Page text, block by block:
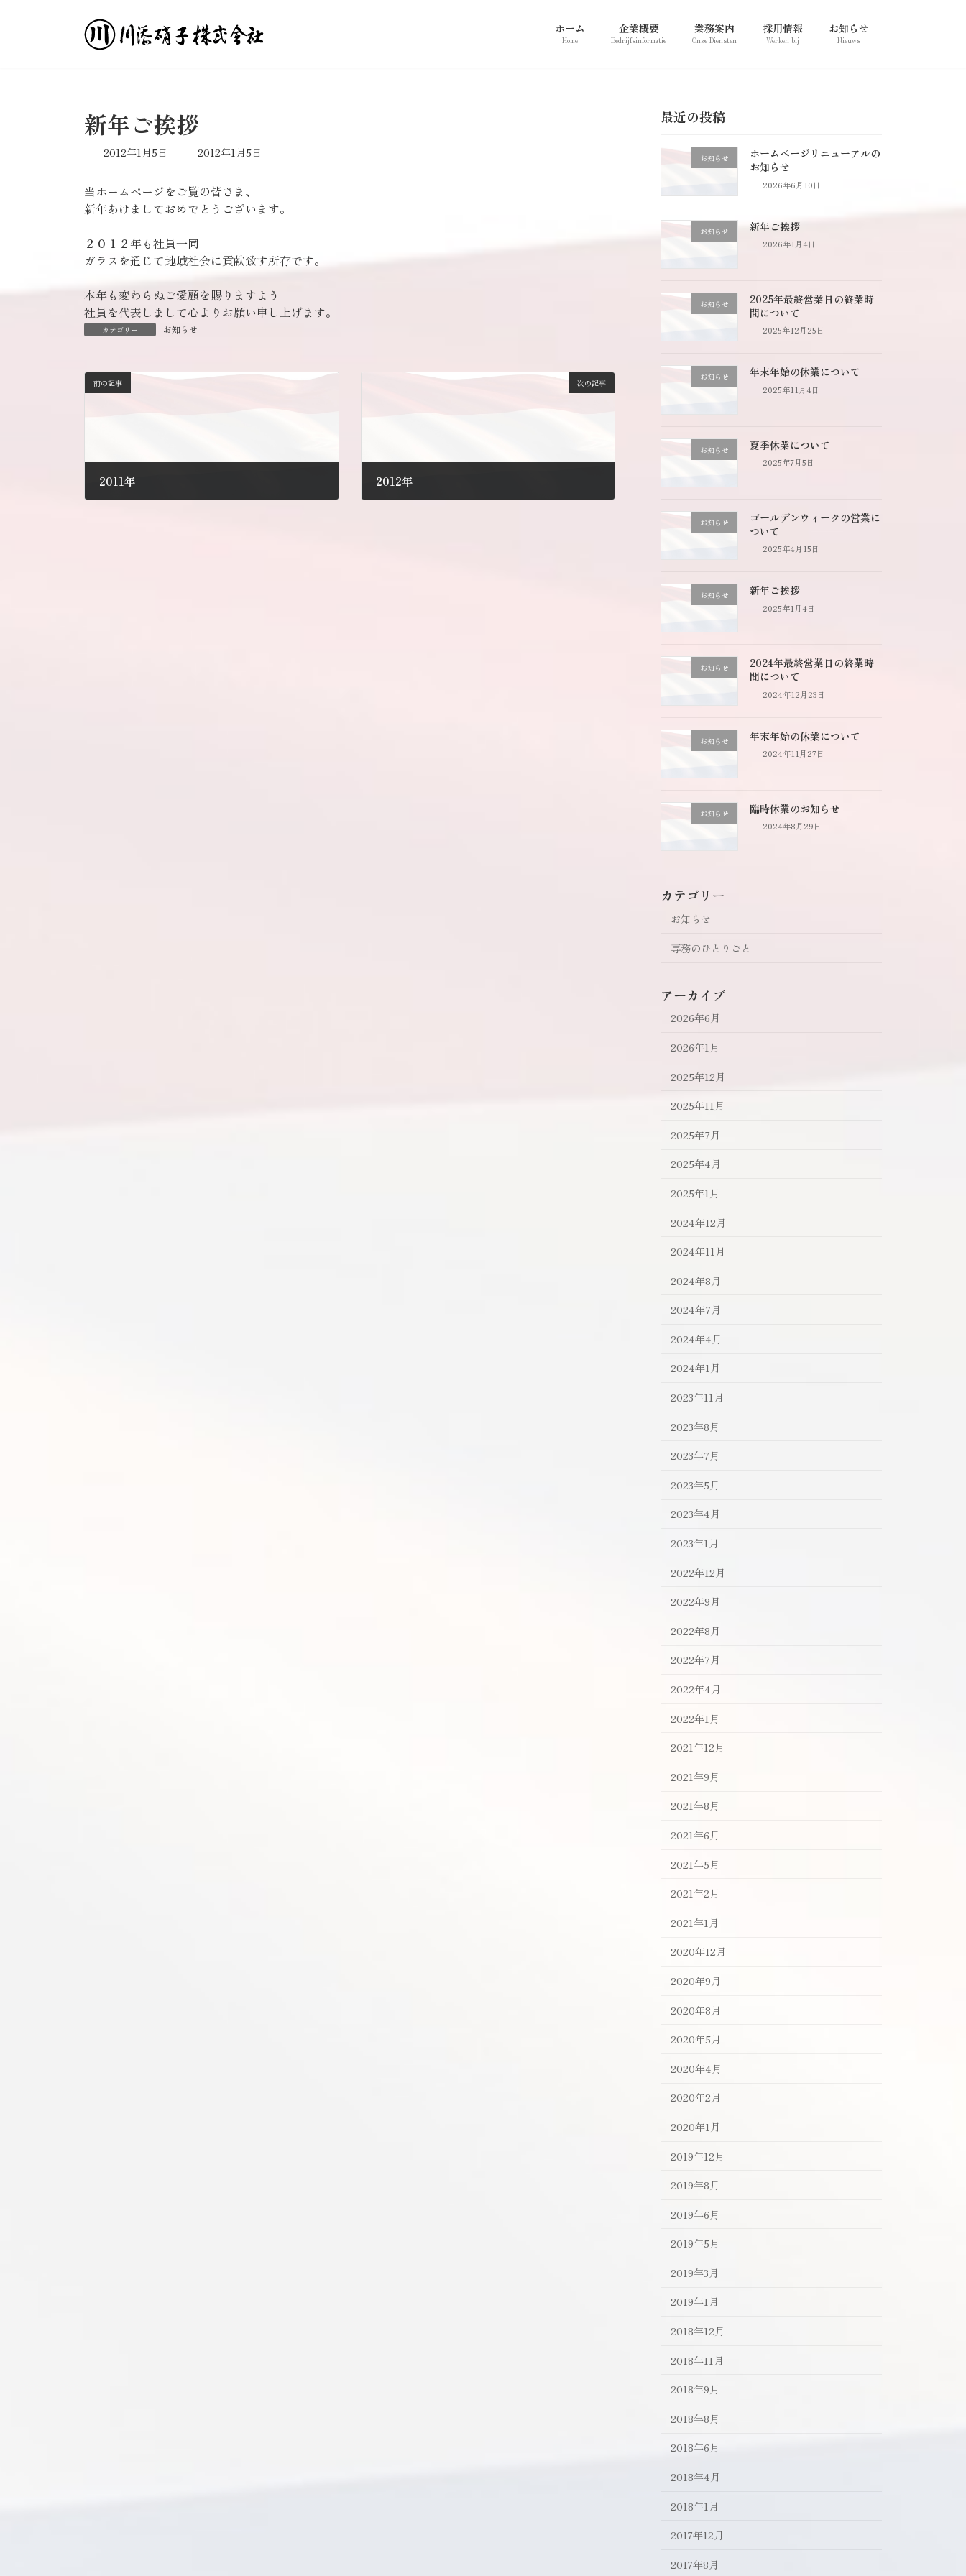
ホーム
Home
企業概要
Bedrijfsinformatie
業務案内
Onze Diensten
採用情報
Werken bij
お知らせ
Nieuws
新年ご挨拶
2012年1月5日
最
新
日
:
2012年1月5日
当ホームページをご覧の皆さま、
新年あけましておめでとうございます。
２０１２年も社員一同
ガラスを通じて地域社会に貢献致す所存です。
本年も変わらぬご愛顧を賜りますよう
社員を代表しまして心よりお願い申し上げます。
カテゴリー お知らせ
前の記事
2011年
次の記事
2012年
最近の投稿
お知らせ
ホームページリニューアルの
お知らせ
2026年6月10日
お知らせ 新年ご挨拶
2026年1月4日
お知らせ
2025年最終営業日の終業時
間について
2025年12月25日
お知らせ 年末年始の休業について
2025年11月4日
お知らせ 夏季休業について
2025年7月5日
お知らせ
ゴールデンウィークの営業に
ついて
2025年4月15日
お知らせ 新年ご挨拶
2025年1月4日
お知らせ
2024年最終営業日の終業時
間について
2024年12月23日
お知らせ 年末年始の休業について
2024年11月27日
お知らせ 臨時休業のお知らせ
2024年8月29日
カテゴリー
お知らせ
専務のひとりごと
アーカイブ
2026年6月
2026年1月
2025年12月
2025年11月
2025年7月
2025年4月
2025年1月
2024年12月
2024年11月
2024年8月
2024年7月
2024年4月
2024年1月
2023年11月
2023年8月
2023年7月
2023年5月
2023年4月
2023年1月
2022年12月
2022年9月
2022年8月
2022年7月
2022年4月
2022年1月
2021年12月
2021年9月
2021年8月
2021年6月
2021年5月
2021年2月
2021年1月
2020年12月
2020年9月
2020年8月
2020年5月
2020年4月
2020年2月
2020年1月
2019年12月
2019年8月
2019年6月
2019年5月
2019年3月
2019年1月
2018年12月
2018年11月
2018年9月
2018年8月
2018年6月
2018年4月
2018年1月
2017年12月
2017年8月